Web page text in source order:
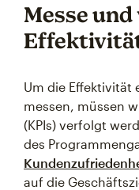
Messe
Um die Effektivität
messen, müssen
(KPIs) verfolgt
des
auf die